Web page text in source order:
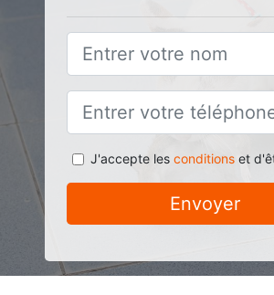
J'accepte les conditionset
Envoyer